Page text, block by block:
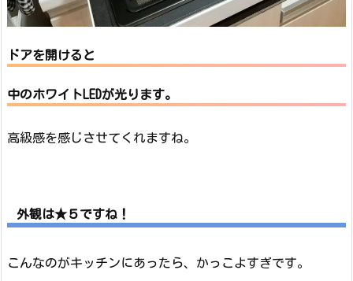
ドアを開けると
中のホワイトLEDが光ります。
高級感を感じさせてくれますね。
外観は★５ですね！
こんなのがキッチンにあったら、かっこよすぎです。